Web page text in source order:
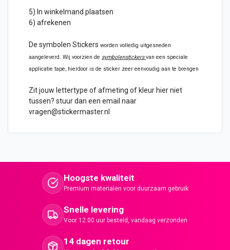
5) In winkelmand plaatsen
6) afrekenen
De symbolen Stickers worden volledig uitgesneden
aangeleverd. Wij voorzien de symbolenstickers van een speciale
applicatie tape, hierdoor is de sticker zeer eenvoudig aan te brengen
Zit jouw lettertype of afmeting of kleur hier niet
tussen? stuur dan een email naar
vragen@stickermaster.nl
Hoogste kwaliteit
Premium materialen voor duurzaam gebruik
Snelle levering
Voor 12:00 uur besteld, vandaag verzonden
14 dagen retour